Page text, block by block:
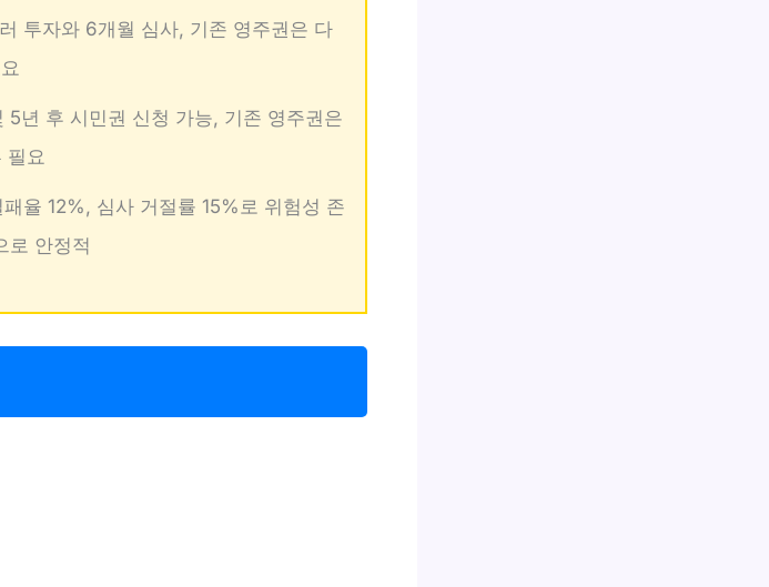
투자와 6개월 심사, 기존 영주권은 다
5년 후 시민권 신청 가능, 기존 영주권은
필요
율 12%, 심사 거절률 15%로 위험성 존
로 안정적